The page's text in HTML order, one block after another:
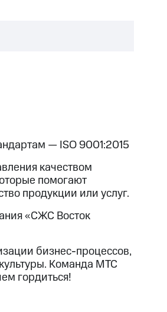
— ISO 9001:2015
качеством
помогают
продукции или услуг.
«СЖС Восток
бизнес-процессов,
Команда МТС
гордиться!